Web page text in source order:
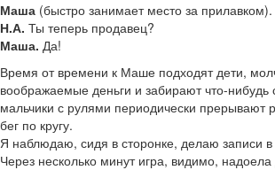
Маша (быстро занимает место за
Н.А. Ты теперь продавец?
Маша. Да!
Время от времени к Маше подходят дети,
воображаемые деньги и забирают что-нибудь
мальчики с рулями периодически прерывают
бег по кругу.
Я наблюдаю, сидя в сторонке, делаю записи в
Через несколько минут игра, видимо, надоела